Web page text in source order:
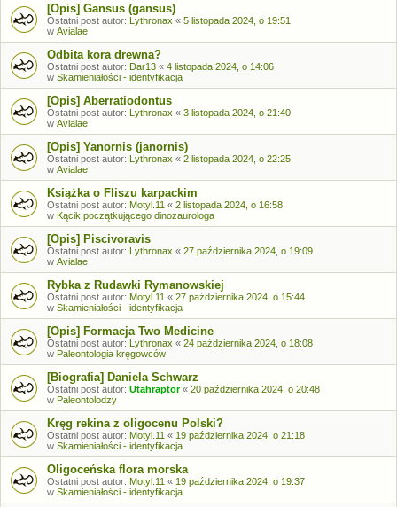
[Opis] Gansus (gansus)
Ostatni post autor: Lythronax « 5 listopada 2024, o 19:51
w Avialae
Odbita kora drewna?
Ostatni post autor: Dar13 « 4 listopada 2024, o 14:06
w Skamieniałości - identyfikacja
[Opis] Aberratiodontus
Ostatni post autor: Lythronax « 3 listopada 2024, o 21:40
w Avialae
[Opis] Yanornis (janornis)
Ostatni post autor: Lythronax « 2 listopada 2024, o 22:25
w Avialae
Książka o Fliszu karpackim
Ostatni post autor: Motyl.11 « 2 listopada 2024, o 16:58
w Kącik początkującego dinozaurologa
[Opis] Piscivoravis
Ostatni post autor: Lythronax « 27 października 2024, o 19:09
w Avialae
Rybka z Rudawki Rymanowskiej
Ostatni post autor: Motyl.11 « 27 października 2024, o 15:44
w Skamieniałości - identyfikacja
[Opis] Formacja Two Medicine
Ostatni post autor: Lythronax « 24 października 2024, o 18:08
w Paleontologia kręgowców
[Biografia] Daniela Schwarz
Ostatni post autor: Utahraptor« 20 października 2024, o 20:48
w Paleontolodzy
Kręg rekina z oligocenu Polski?
Ostatni post autor: Motyl.11 « 19 października 2024, o 21:18
w Skamieniałości - identyfikacja
Oligoceńska flora morska
Ostatni post autor: Motyl.11 « 19 października 2024, o 19:37
w Skamieniałości - identyfikacja